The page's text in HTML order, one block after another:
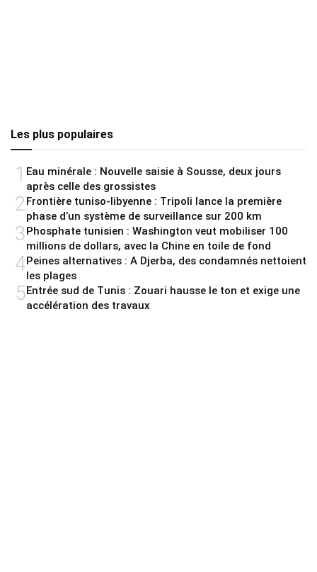
Les plus populaires
1 Eau minérale : Nouvelle saisie à Sousse, deux jours
après celle des grossistes
2 Frontière tuniso-libyenne : Tripoli lance la première
phase d’un système de surveillance sur 200 km
3Phosphate tunisien : Washington veut mobiliser 100
millions de dollars, avec la Chine en toile de fond
4Peines alternatives : A Djerba, des condamnés nettoient
les plages
5Entrée sud de Tunis : Zouari hausse le ton et exige une
accélération des travaux